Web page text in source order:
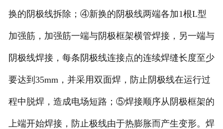
换的阴极线拆除；④新换的阴极线两端各加1根L型
加强筋，加强筋一端与阴极框架横管焊接，另一端与
阴极线焊接，每条阴极线连接点的连续焊缝长度至少
要达到35mm，并采用双面焊，防止阴极线在运行过
程中脱焊，造成电场短路；⑤焊接顺序从阴极框架的
上端开始焊接，防止极线由于热膨胀而产生变形。焊